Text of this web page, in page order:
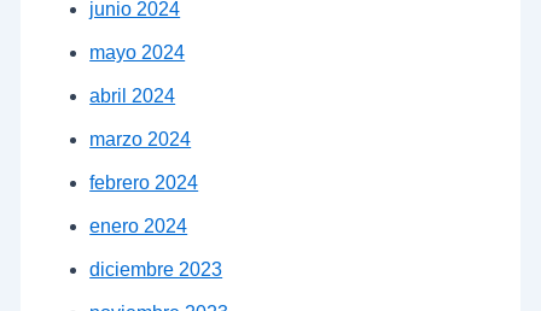
junio 2024
mayo 2024
abril 2024
marzo 2024
febrero 2024
enero 2024
diciembre 2023